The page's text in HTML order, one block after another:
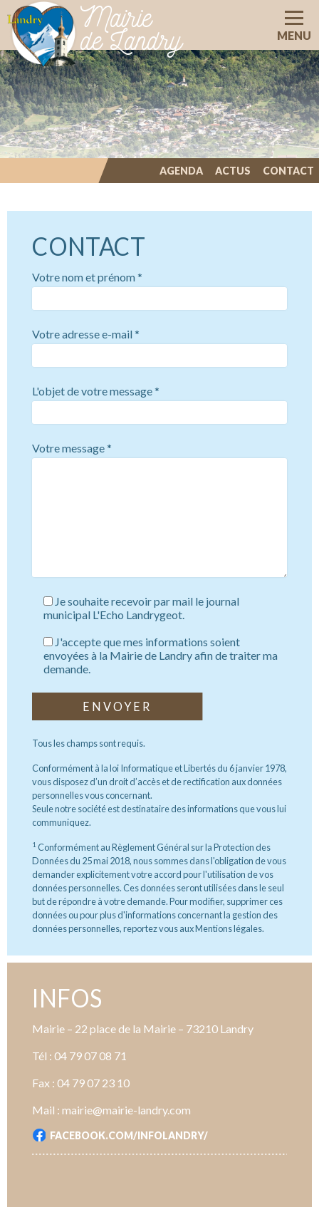
Mairie
de Landry
AGENDA ACTUS CONTACT
MENU
CONTACT
Votre nom et prénom*
Votre adresse e-mail*
L'objet de votre message*
Votre message*
Je souhaite recevoir par mail le journal
municipal L'Echo Landrygeot.
J'accepte que mes informations soient
envoyées à la Mairie de Landry afin de traiter ma
demande.
Tous les champs sont requis.
Conformément à la loi Informatique et Libertés du 6 janvier 1978,
vous disposez d’un droit d’accès et de rectification aux données
personnelles vous concernant.
Seule notre société est destinataire des informations que vous lui
communiquez.
1 Conformément au Règlement Général sur la Protection des
Données du 25 mai 2018, nous sommes dans l'obligation de vous
demander explicitement votre accord pour l'utilisation de vos
données personnelles. Ces données seront utilisées dans le seul
but de répondre à votre demande. Pour modifier, supprimer ces
données ou pour plus d'informations concernant la gestion des
données personnelles, reportez vous aux Mentions légales.
INFOS
Mairie – 22 place de la Mairie – 73210 Landry
Tél : 04 79 07 08 71
Fax : 04 79 07 23 10
Mail : mairie@mairie-landry.com
FACEBOOK.COM/INFOLANDRY/